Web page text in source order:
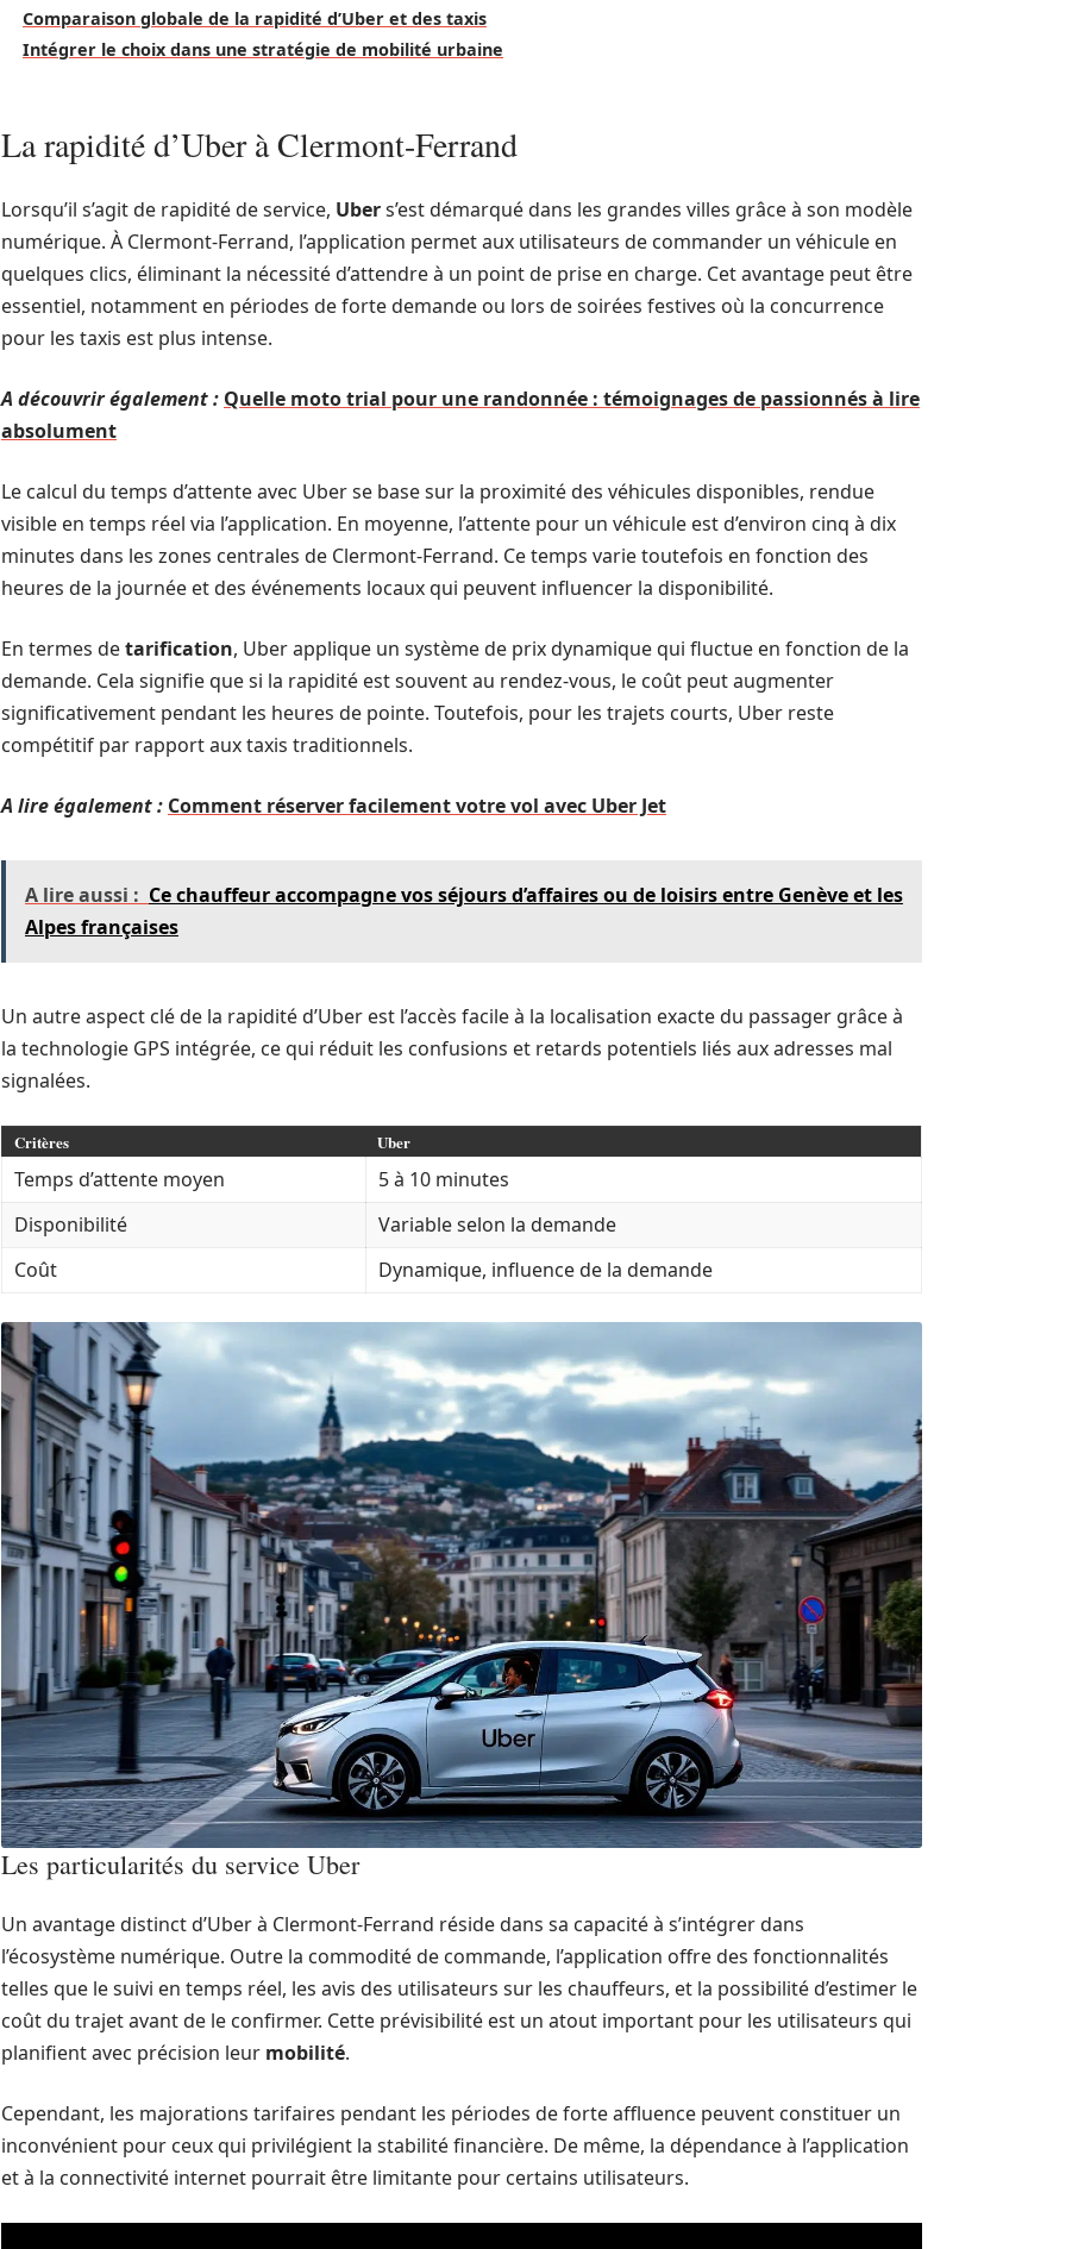
Comparaison globale de la rapidité d’Uber et des taxis
Intégrer le choix dans une stratégie de mobilité urbaine
La rapidité d’Uber à Clermont-Ferrand
Lorsqu’il s’agit de rapidité de service, Ubers’est démarqué dans les grandes villes grâce à son modèle
numérique. À Clermont-Ferrand, l’application permet aux utilisateurs de commander un véhicule en
quelques clics, éliminant la nécessité d’attendre à un point de prise en charge. Cet avantage peut être
essentiel, notamment en périodes de forte demande ou lors de soirées festives où la concurrence
pour les taxis est plus intense.
A découvrir également : Quelle moto trial pour une randonnée : témoignages de passionnés à lire
absolument
Le calcul du temps d’attente avec Uber se base sur la proximité des véhicules disponibles, rendue
visible en temps réel via l’application. En moyenne, l’attente pour un véhicule est d’environ cinq à dix
minutes dans les zones centrales de Clermont-Ferrand. Ce temps varie toutefois en fonction des
heures de la journée et des événements locaux qui peuvent influencer la disponibilité.
En termes detarification, Uber applique un système de prix dynamique qui fluctue en fonction de la
demande. Cela signifie que si la rapidité est souvent au rendez-vous, le coût peut augmenter
significativement pendant les heures de pointe. Toutefois, pour les trajets courts, Uber reste
compétitif par rapport aux taxis traditionnels.
A lire également : Comment réserver facilement votre vol avec Uber Jet
A lire aussi : Ce chauffeur accompagne vos séjours d’affaires ou de loisirs entre Genève et les
Alpes françaises
Un autre aspect clé de la rapidité d’Uber est l’accès facile à la localisation exacte du passager grâce à
la technologie GPS intégrée, ce qui réduit les confusions et retards potentiels liés aux adresses mal
signalées.
Critères Uber
Temps d’attente moyen
5 à 10 minutes
Disponibilité
Variable selon la demande
Coût
Dynamique, influence de la demande
Les particularités du service Uber
Un avantage distinct d’Uber à Clermont-Ferrand réside dans sa capacité à s’intégrer dans
l’écosystème numérique. Outre la commodité de commande, l’application offre des fonctionnalités
telles que le suivi en temps réel, les avis des utilisateurs sur les chauffeurs, et la possibilité d’estimer le
coût du trajet avant de le confirmer. Cette prévisibilité est un atout important pour les utilisateurs qui
planifient avec précision leur mobilité.
Cependant, les majorations tarifaires pendant les périodes de forte affluence peuvent constituer un
inconvénient pour ceux qui privilégient la stabilité financière. De même, la dépendance à l’application
et à la connectivité internet pourrait être limitante pour certains utilisateurs.